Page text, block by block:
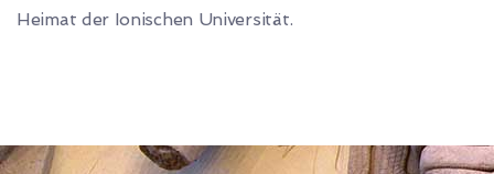
Heimat der Ionischen Universität.